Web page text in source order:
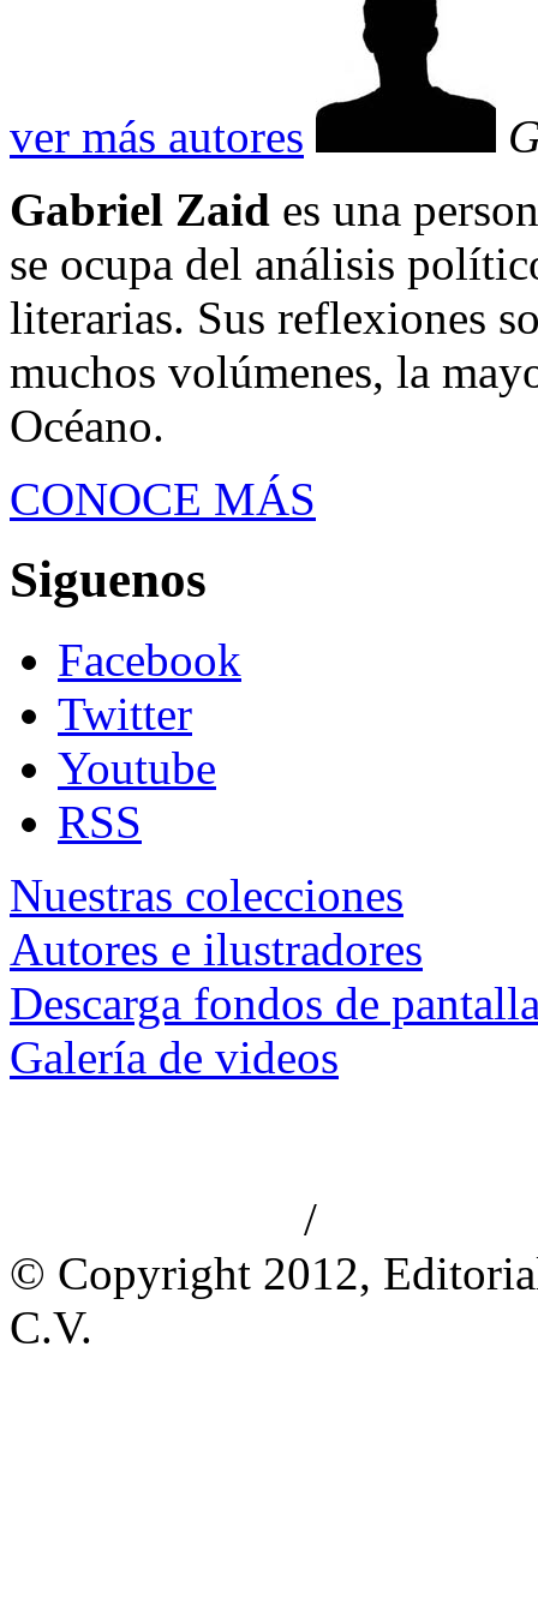
ver más autores
Gabriel Zaid es una
se ocupa del análisis
literarias. Sus reflexiones
muchos volúmenes, la
Océano.
CONOCE MÁS
Siguenos
Facebook
Twitter
Youtube
RSS
Nuestras colecciones
Autores e ilustradores
Descarga fondos de
Galería de videos
/
© Copyright 2012,
C.V.